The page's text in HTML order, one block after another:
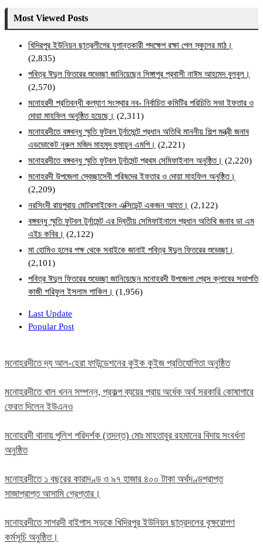
Most Viewed Posts
খিদিরপুর ইউনিয়ন ছাত্রলীগের যুগান্তকারী পদক্ষেপ রক্ষা পেল স্কুলের মাঠ।
(2,835)
পবিত্র ঈদুল ফিতরের শুভেচ্ছা জানিয়েছেন সিঙ্গাপুর প্রবাসী নাঈম আহমেদ বুলবুল।
(2,570)
মনোহরদী প্রতিবন্ধী কল্যাণ সংস্থার নব- নির্বাচিত কমিটির পরিচিতি সভা ইফতার ও
দোয়া মাহফিল অনুষ্ঠিত হয়েছে। (2,311)
মনোহরদীতে বঙ্গবন্ধু স্মৃতি ফুটবল টুর্নামেন্টে প্রধান অতিথি মাননীয় শিল্প মন্ত্রী জনাব
এডভোকেট নুরুল মজিদ মাহমুদ হুমায়ূন এমপি। (2,221)
মনোহরদীতে বঙ্গবন্ধু স্মৃতি ফুটবল টুর্নামেন্ট প্রথম সেমিফাইনাল অনুষ্ঠিত। (2,220)
মনোহরদী উপজেলা স্বেচ্ছাসেবী পরিষদের ইফতার ও দোয়া মাহফিল অনুষ্ঠিত।
(2,209)
নরসিংদী রায়পুরায় মোটরসাইকেল এক্সিডেন্ট একজন আহত। (2,122)
বঙ্গবন্ধু স্মৃতি ফুটবল টুর্নামেন্ট এর দ্বিতীয় সেমিফাইনালে প্রধান অতিথি জনাব ডা এম
এইচ কবির। (2,122)
মা হোমিও হলের পক্ষ থেকে সবাইকে জানাই পবিত্র ঈদুল ফিতরের শুভেচ্ছা।
(2,101)
পবিত্র ঈদুল ফিতরের শুভেচ্ছা জানিয়েছেন মনোহরদী উপজেলা প্রেস ক্লাবের সভাপতি
কাজী শরিফুল ইসলাম শাকিল। (1,956)
Last Update
Popular Post
মনোহরদীতে দ্য আল-হেরা ফাউন্ডেশনের কুইক কুইজ প্রতিযোগিতা অনুষ্ঠিত
মনোহরদীতে খাল খনন সম্পন্ন, প্রকল্প ব্যয়ের প্রায় অর্ধেক অর্থ সরকারি কোষাগারে
ফেরত দিলেন ইউএনও
মনোহরদী থানায় পুলিশ পরিদর্শক (তদন্ত) মোঃ মাহতাবুর রহমানের বিদায় সংবর্ধনা
অনুষ্ঠিত
মনোহরদীতে ১ বছরের কারাদণ্ড ও ৯৭ হাজার ৪০০ টাকা অর্থদণ্ডপ্রাপ্ত
সাজাপ্রাপ্ত আসামি গ্রেপ্তার।
মনোহরদীতে সাগরদী বাইপাস সড়কে খিদিরপুর ইউনিয়ন ছাত্রদলের বৃক্ষরোপণ
কর্মসূচি অনুষ্ঠিত।